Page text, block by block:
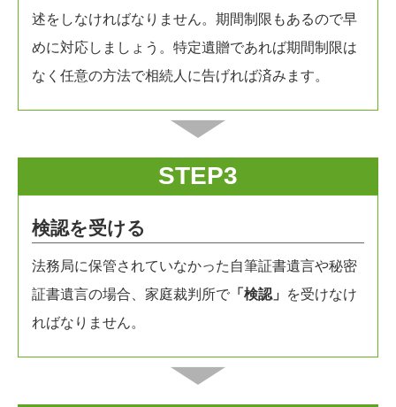
述をしなければなりません。期間制限もあるので早
めに対応しましょう。特定遺贈であれば期間制限は
なく任意の方法で相続人に告げれば済みます。
STEP3
検認を受ける
法務局に保管されていなかった自筆証書遺言や秘密
証書遺言の場合、家庭裁判所で 「検認」
を受けなけ
ればなりません。